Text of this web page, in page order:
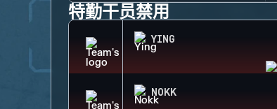
特勤干员禁用
YING
NOKK